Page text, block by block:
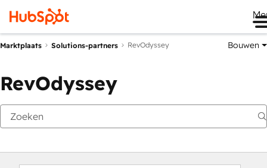
Marktplaats Solutions-partners RevOdyssey Bouwen
RevOdyssey